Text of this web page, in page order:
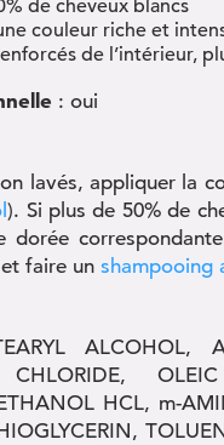
de cheveux blancs
couleur riche et
de l’intérieur,
: oui
lavés, appliquer la
). Si plus de 50% de
dorée
faire un shampooing
ALCOHOL,
CHLORIDE,
HCL, m-